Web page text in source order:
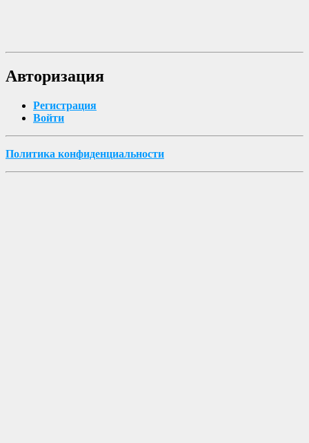
Авторизация
Регистрация
Войти
Политика конфиденциальности